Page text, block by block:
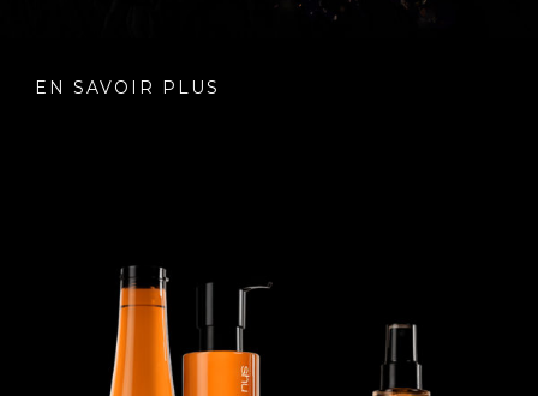
EN SAVOIR PLUS